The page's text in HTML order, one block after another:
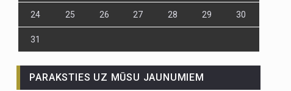
24 25 26 27 28 29 30
31
PARAKSTIES UZ MŪSU JAUNUMIEM